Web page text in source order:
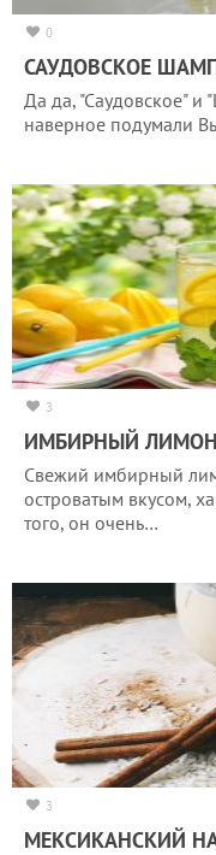
0
САУДОВСКОЕ
Да да, "Саудовское" и
наверное подумали
3
ИМБИРНЫЙ
Свежий имбирный
островатым вкусом,
того, он очень…
3
МЕКСИКАНСКИЙ